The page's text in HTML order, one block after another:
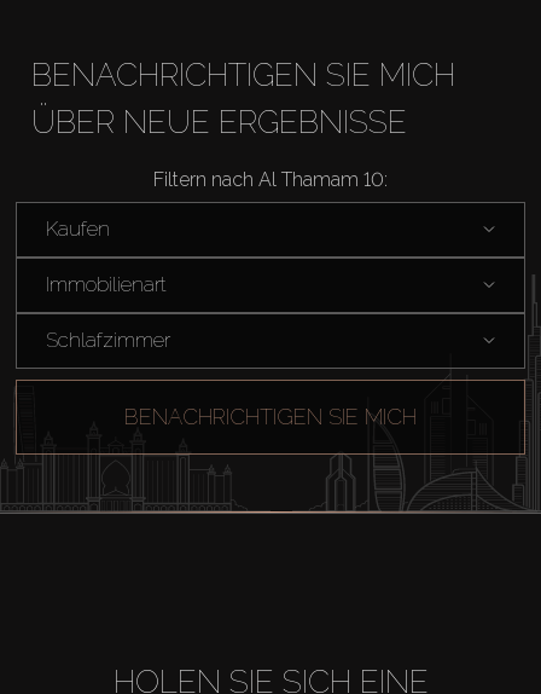
Kaufen
Miete
Verkaufen
Agenten
BENACHRICHTIGEN SIE MICH
ÜBER NEUE ERGEBNISSE
Filtern nach Al Thamam 10:
Kaufen
Immobilienart
Schlafzimmer
BENACHRICHTIGEN SIE MICH
HOLEN SIE SICH EINE